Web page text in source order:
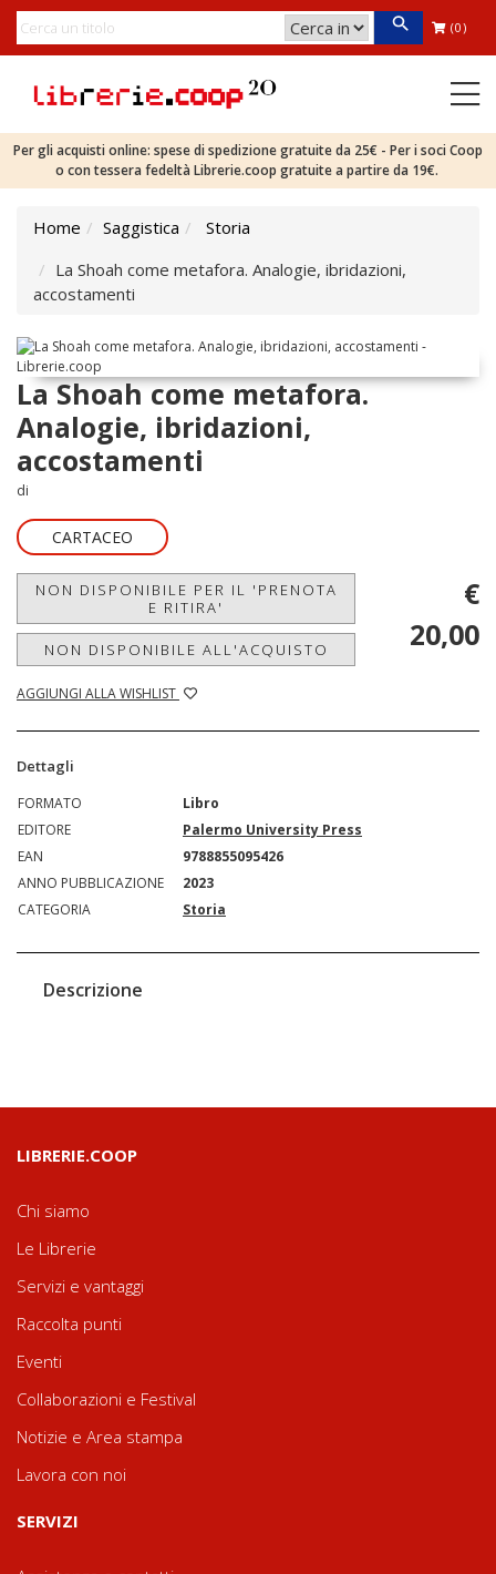
(0)
Per gli acquisti online: spese di spedizione gratuite da 25€ - Per i soci Coop
o con tessera fedeltà Librerie.coop gratuite a partire da 19€.
Home Saggistica
Storia
La Shoah come metafora. Analogie, ibridazioni,
accostamenti
La Shoah come metafora.
Analogie, ibridazioni,
accostamenti
di
CARTACEO
NON DISPONIBILE PER IL 'PRENOTA
E RITIRA'
NON DISPONIBILE ALL'ACQUISTO
AGGIUNGI ALLA WISHLIST
€
20,00
Dettagli
FORMATO
Libro
EDITORE
Palermo University Press
EAN
9788855095426
ANNO PUBBLICAZIONE
2023
CATEGORIA
Storia
Descrizione
LIBRERIE.COOP
Chi siamo
Le Librerie
Servizi e vantaggi
Raccolta punti
Eventi
Collaborazioni e Festival
Notizie e Area stampa
Lavora con noi
SERVIZI